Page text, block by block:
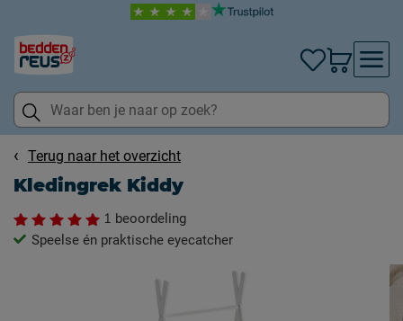
Terug naar het overzicht
Kledingrek Kiddy
1 beoordeling
Speelse én praktische eyecatcher